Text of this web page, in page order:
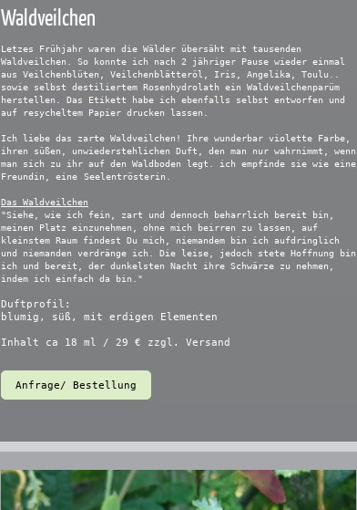
Waldveilchen
Letzes Frühjahr waren die Wälder übersäht mit tausenden
Waldveilchen. So konnte ich nach 2 jähriger Pause wieder einmal
aus Veilchenblüten, Veilchenblätteröl, Iris, Angelika, Toulu..
sowie selbst destiliertem Rosenhydrolath ein Waldveilchenparüm
herstellen. Das Etikett habe ich ebenfalls selbst entworfen und
auf resycheltem Papier drucken lassen.
Ich liebe das zarte Waldveilchen! Ihre wunderbar violette Farbe,
ihren süßen, unwiederstehlichen Duft, den man nur wahrnimmt, wenn
man sich zu ihr auf den Waldboden legt. ich empfinde sie wie eine
Freundin, eine
Seelentrösterin.
Das Waldveilchen
"Siehe, wie ich fein, zart und dennoch beharrlich bereit bin,
meinen Platz einzunehmen, ohne mich beirren zu lassen, auf
kleinstem Raum findest Du mich, niemandem bin ich aufdringlich
und niemanden verdränge ich. Die leise, jedoch stete Hoffnung bin
ich und bereit, der dunkelsten Nacht ihre Schwärze zu nehmen,
indem ich einfach da bin."
Duftprofil:
blumig, süß, mit erdigen Elementen
Inhalt ca 18 ml / 29 € zzgl. Versand
Anfrage/ Bestellung